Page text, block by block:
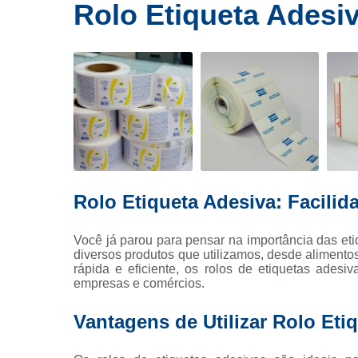
Ribbons
de cera
etiquetas
Rótulo
Rolo Etiqueta
Rolo Etiqueta Adesiva:
Você já parou para pensar na importância das
diversos produtos que utilizamos, desde
rápida e eficiente, os rolos de etiquetas
empresas e comércios.
Vantagens de Utilizar Rolo